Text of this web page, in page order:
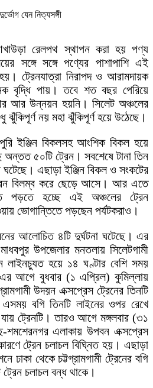
রেলপথ স্থাপন করা হয় পণ্য
সঙ্গে সঙ্গে পণ্যের পাশাপাশি এই
ট্রেনযাত্রা নিরাপদ ও আরামদায়ক
বৃদ্ধি পায়। তবে শত বছর পেরিয়ে
আর উন্নয়ন হয়নি। সিলেট অঞ্চলের
নয় মহা ঝুঁকিপূর্ণ হয়ে উঠেছে।
ইঞ্জিন বিকলসহ আংশিক বিকল হয়ে
৫০টি ট্রেন। সবশেষে টানা তিন
ঘটেছে। এছাড়া ইঞ্জিন বিকল ও সংকটের
বিলম্ব করে ছেড়ে আসে। আর এতে
পড়তে হচ্ছে এই অঞ্চলের ট্রেন
ভোগান্তিতে পড়ছেন পর্যটকরাও।
আলোচিত ৪টি দুর্ঘটনা ঘটেছে। এর
উপজেলার মনতলায় সিলেটগামী
লাইনচ্যুত হয়ে ১৪ ঘণ্টার বেশি সময়
আগে বুধবার (১ এপ্রিল) কুমিল্লায়
উদয়ন এক্সপ্রেস ট্রেনের তিনটি
বগি তিনটি লাইনের ওপর রেখে
ট্রেনটি। তারও আগে মঙ্গলবার (৩১
শমশেরনগর এলাকায় উপবন এক্সপ্রেস
ট্রেন চলাচল বিঘ্নিত হয়। এছাড়া
ঢাকা থেকে চট্টগ্রামগামী ট্রেনের বগি
চলাচল বন্ধ থাকে।